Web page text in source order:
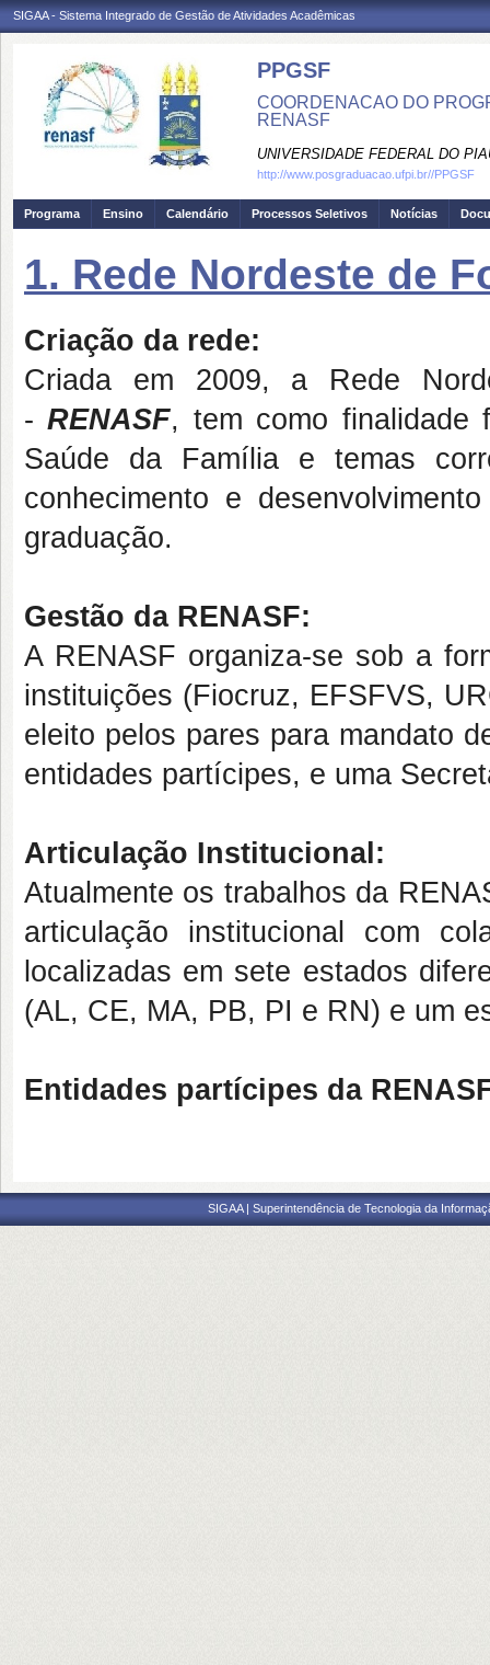
SIGAA - Sistema Integrado de Gestão de Atividades Acadêmicas
PPGSF
COORDENACAO DO
RENASF
UNIVERSIDADE FEDERAL DO
http://www.posgraduacao.ufpi.br//PPGSF
Programa Ensino Calendário Processos Seletivos Notícias
1. Rede Nordeste de
Criação da rede:
Criada em 2009, a Rede
-RENASF, tem como finalidade
Saúde da Família e temas
conhecimento e
graduação.
Gestão da RENASF:
A RENASF organiza-se sob a
instituições (Fiocruz, EFSFVS,
eleito pelos pares para mandato
entidades partícipes, e uma
Articulação Institucional:
Atualmente os trabalhos da
articulação institucional com
localizadas em sete estados
(AL, CE, MA, PB, PI e RN) e um
Entidades partícipes da
SIGAA | Superintendência de Tecnologia da